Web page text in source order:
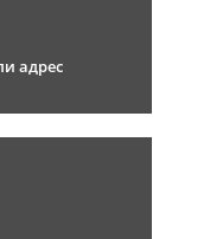
адрес